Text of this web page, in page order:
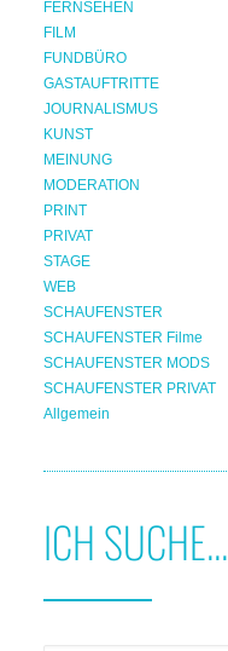
FERNSEHEN
FILM
FUNDBÜRO
GASTAUFTRITTE
JOURNALISMUS
KUNST
MEINUNG
MODERATION
PRINT
PRIVAT
STAGE
WEB
SCHAUFENSTER
SCHAUFENSTER Filme
SCHAUFENSTER MODS
SCHAUFENSTER PRIVAT
Allgemein
ICH SUCHE...